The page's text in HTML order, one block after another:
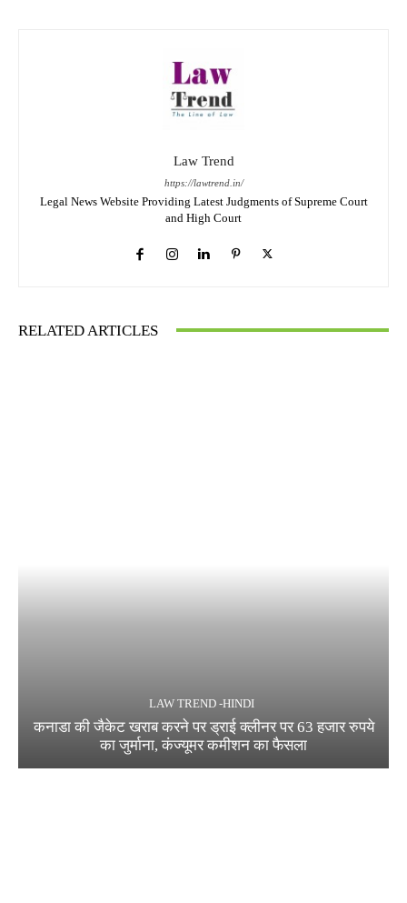
Law Trend
https://lawtrend.in/
Legal News Website Providing Latest Judgments of Supreme Court
and High Court
RELATED ARTICLES
LAW TREND -HINDI
कनाडा की जैकेट खराब करने पर ड्राई क्लीनर पर 63 हजार रुपये
का जुर्माना, कंज्यूमर कमीशन का फैसला